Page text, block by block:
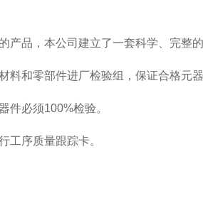
品，本公司建立了一套科学、完整的
和零部件进厂检验组，保证合格元
件必须100%检验。
工序质量跟踪卡。